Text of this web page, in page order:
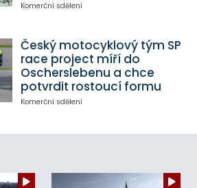
Komerční sdělení
Český motocyklový tým SP
race project míří do
Oscherslebenu a chce
potvrdit rostoucí formu
Komerční sdělení